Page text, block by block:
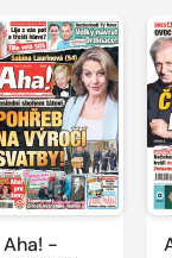
Aha! -